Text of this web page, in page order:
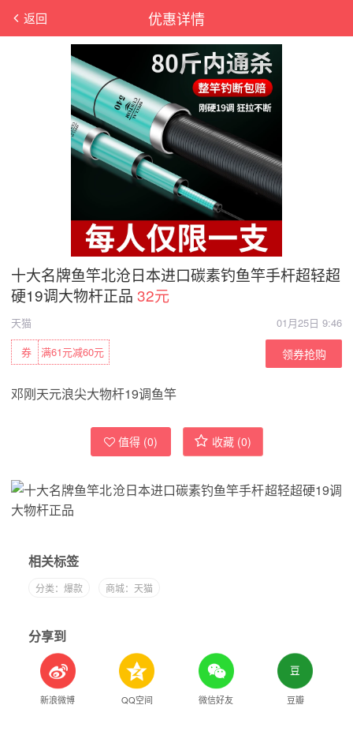
优惠详情
返回
十大名牌鱼竿北沧日本进口碳素钓鱼竿手杆超轻超
硬19调大物杆正品 32元
天猫
01月25日 9:46
满61元减60元
券 领券抢购
邓刚天元浪尖大物杆19调鱼竿
值得 (0) 收藏 (0)
相关标签
分类：爆款 商城：天猫
分享到
新浪微博 QQ空间 微信好友 豆瓣